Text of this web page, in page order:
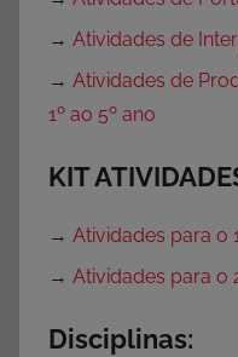
→ Atividades de
→ Atividades de
1º ao 5º ano
KIT
→ Atividades para o
→ Atividades para o
Disciplinas: